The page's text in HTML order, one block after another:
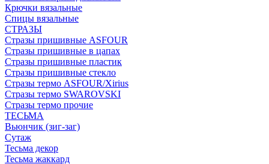
Крючки вязальные
Спицы вязальные
СТРАЗЫ
Стразы пришивные ASFOUR
Стразы пришивные в цапах
Стразы пришивные пластик
Стразы пришивные стекло
Стразы термо ASFOUR/Xirius
Стразы термо SWAROVSKI
Стразы термо прочие
ТЕСЬМА
Вьюнчик (зиг-заг)
Сутаж
Тесьма декор
Тесьма жаккард